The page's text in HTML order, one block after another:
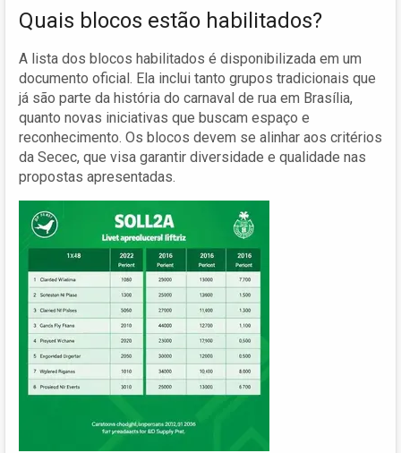
Quais blocos estão habilitados?
A lista dos blocos habilitados é disponibilizada em um
documento oficial. Ela inclui tanto grupos tradicionais que
já são parte da história do carnaval de rua em Brasília,
quanto novas iniciativas que buscam espaço e
reconhecimento. Os blocos devem se alinhar aos critérios
da Secec, que visa garantir diversidade e qualidade nas
propostas apresentadas.